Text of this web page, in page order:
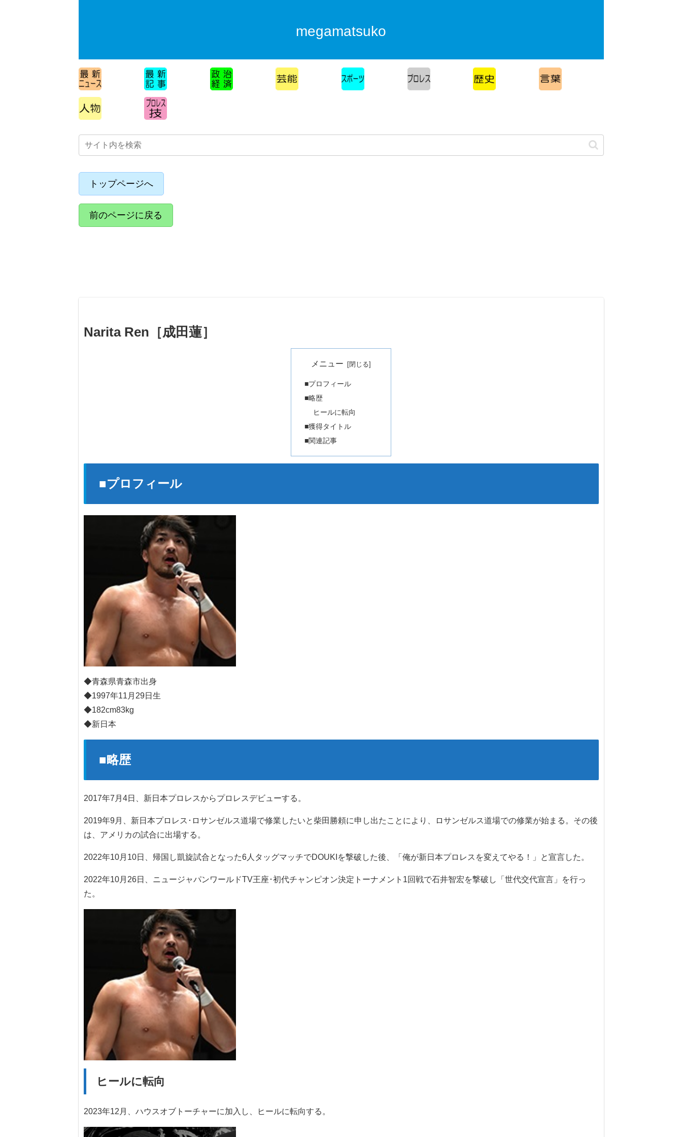
megamatsuko
トップページへ
前のページに戻る
Narita Ren［成田蓮］
メニュー
■プロフィール
■略歴
ヒールに転向
■獲得タイトル
■関連記事
■プロフィール
◆青森県青森市出身
◆1997年11月29日生
◆182cm83kg
◆新日本
■略歴
2017年7月4日、新日本プロレスからプロレスデビューする。
2019年9月、新日本プロレス･ロサンゼルス道場で修業したいと柴田勝頼に申し出たことにより、ロサンゼルス道場での修業が始まる。その後
は、アメリカの試合に出場する。
2022年10月10日、帰国し凱旋試合となった6人タッグマッチでDOUKIを撃破した後、「俺が新日本プロレスを変えてやる！」と宣言した。
2022年10月26日、ニュージャパンワールドTV王座･初代チャンピオン決定トーナメント1回戦で石井智宏を撃破し「世代交代宣言」を行っ
た。
ヒールに転向
2023年12月、ハウスオブトーチャーに加入し、ヒールに転向する。